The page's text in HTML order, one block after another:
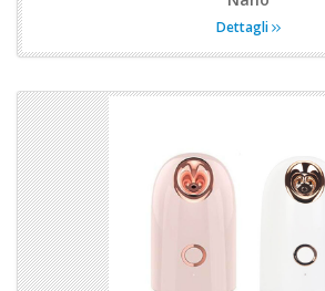
Dettagli